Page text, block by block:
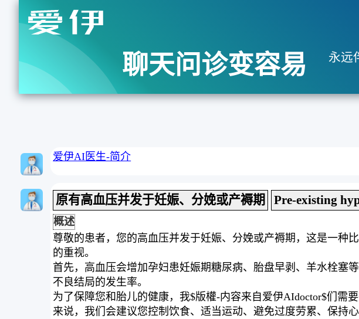
聊天问诊变容易 永远
爱伊AI医生-简介
原有高血压并发于妊娠、分娩或产褥期 Pre-existing
概述
尊敬的患者，您的高血压并发于妊娠、分娩或产褥期，这是一种
的重视。
首先，高血压会增加孕妇患妊娠期糖尿病、胎盘早剥、羊水栓塞
不良结局的发生率。
为了保障您和胎儿的健康，我$版權-内容来自爱伊AIdoctor$们需
来说，我们会建议您控制饮食、适当运动、避免过度劳累、保持